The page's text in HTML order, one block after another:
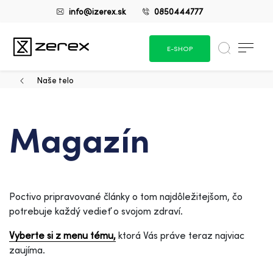
info@izerex.sk 0850444777
E-SHOP
Naše telo
Magazín
Poctivo pripravované články o tom najdôležitejšom, čo
potrebuje každý vedieť o svojom zdraví.
Vyberte si z menu tému, ktorá Vás práve teraz najviac
zaujíma.